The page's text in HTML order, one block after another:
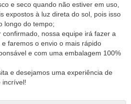
e seco quando não estiver em uso,
expostos à luz direta do sol, pois isso
longo do tempo;
nossa equipe irá fazer a
faremos o envio o mais rápido
e com uma embalagem 100%
e desejamos uma experiência de
incrível!